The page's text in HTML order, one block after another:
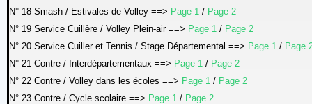
N° 18 Smash / Estivales de Volley ==> Page 1 / Page 2
N° 19 Service Cuillère / Volley Plein-air ==> Page 1 / Page 2
N° 20 Service Cuiller et Tennis / Stage Départemental ==> Page 1 / Page
N° 21 Contre / Interdépartementaux ==> Page 1 / Page 2
N° 22 Contre / Volley dans les écoles ==> Page 1 / Page 2
N° 23 Contre / Cycle scolaire ==> Page 1 / Page 2